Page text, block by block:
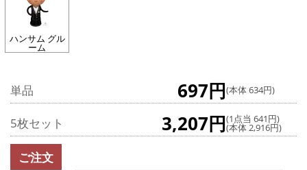
ハンサム グル
ーム
単品 697円(本体 634円)
5枚セット 3,207円(1点当 641円)
(本体 2,916円)
ご注文